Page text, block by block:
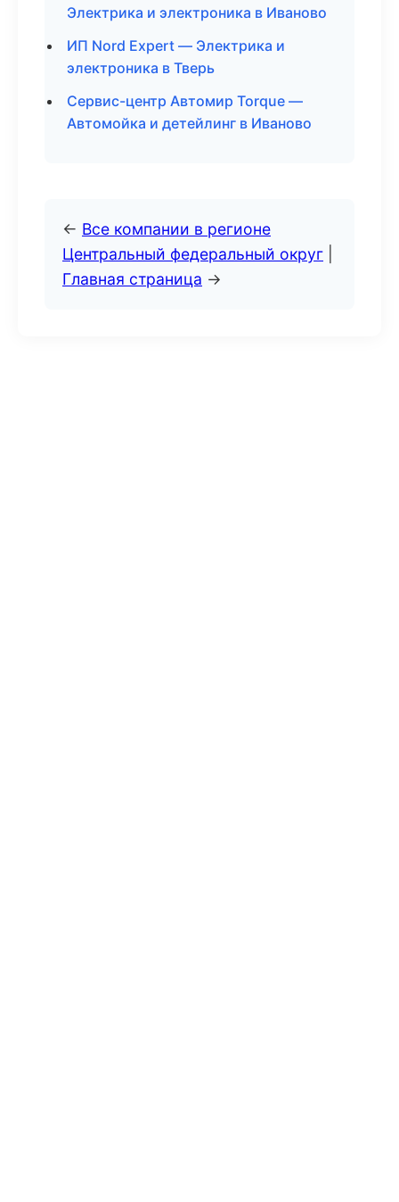
Электрика и электроника в Иваново
ИП Nord Expert — Электрика и
электроника в Тверь
Сервис-центр Автомир Torque —
Автомойка и детейлинг в Иваново
← Все компании в регионе
Центральный федеральный округ
Главная страница →